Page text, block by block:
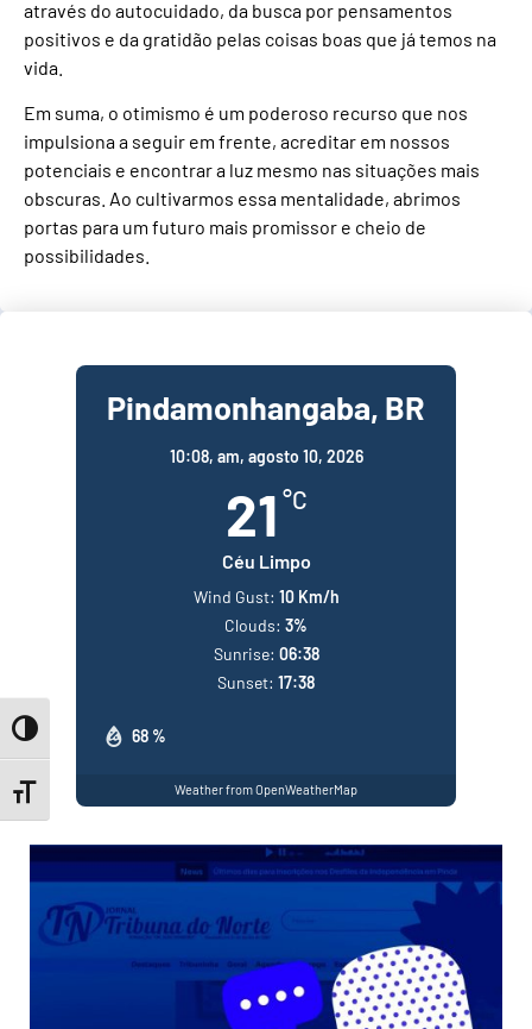
Toggle High Contrast
Toggle Font size
através do autocuidado, da busca por pensamentos
positivos e da gratidão pelas coisas boas que já temos na
vida.
Em suma, o otimismo é um poderoso recurso que nos
impulsiona a seguir em frente, acreditar em nossos
potenciais e encontrar a luz mesmo nas situações mais
obscuras. Ao cultivarmos essa mentalidade, abrimos
portas para um futuro mais promissor e cheio de
possibilidades.
Pindamonhangaba, BR
10:08, am, agosto 10, 2026
21 °C
Céu Limpo
68 %
Wind Gust: 10 Km/h
Clouds: 3%
Sunrise: 06:38
Sunset: 17:38
Weather from OpenWeatherMap